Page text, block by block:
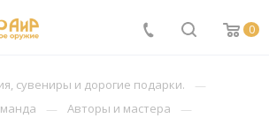
0
сувениры и дорогие подарки.
Авторы и мастера